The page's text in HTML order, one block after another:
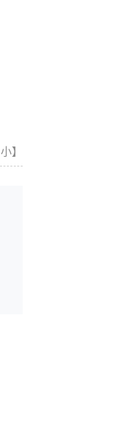
小】